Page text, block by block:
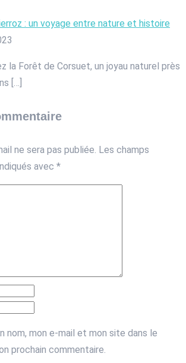
: un voyage entre nature et histoire
la Forêt de Corsuet, un joyau naturel près
[…]
ne sera pas publiée. Les champs
avec *
nom, mon e-mail et mon site dans le
prochain commentaire.